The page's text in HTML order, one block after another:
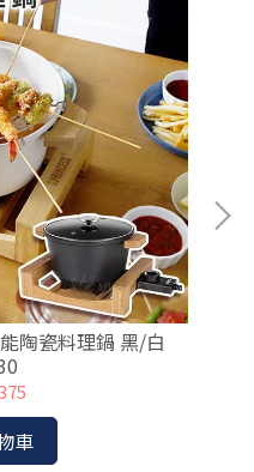
陶瓷料理鍋 黑/白
車